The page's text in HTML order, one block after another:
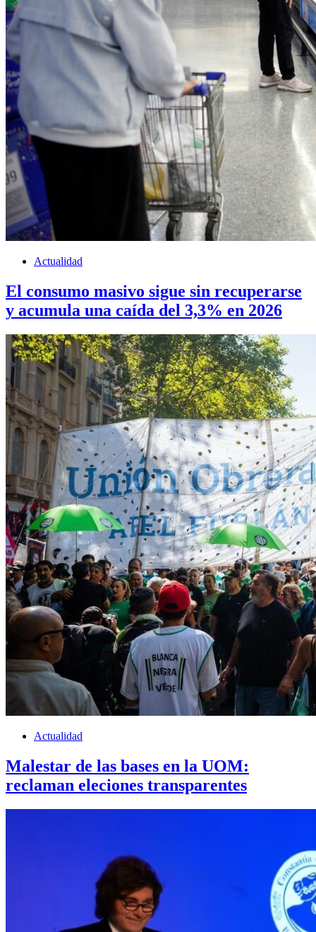
Actualidad
El consumo masivo sigue sin recuperarse
y acumula una caída del 3,3% en 2026
Actualidad
Malestar de las bases en la UOM:
reclaman eleciones transparentes